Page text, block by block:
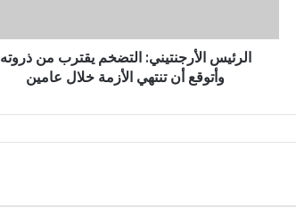
الرئيس الأرجنتيني: التضخم يقترب من ذروته
وأتوقع أن تنتهي الأزمة خلال عامين